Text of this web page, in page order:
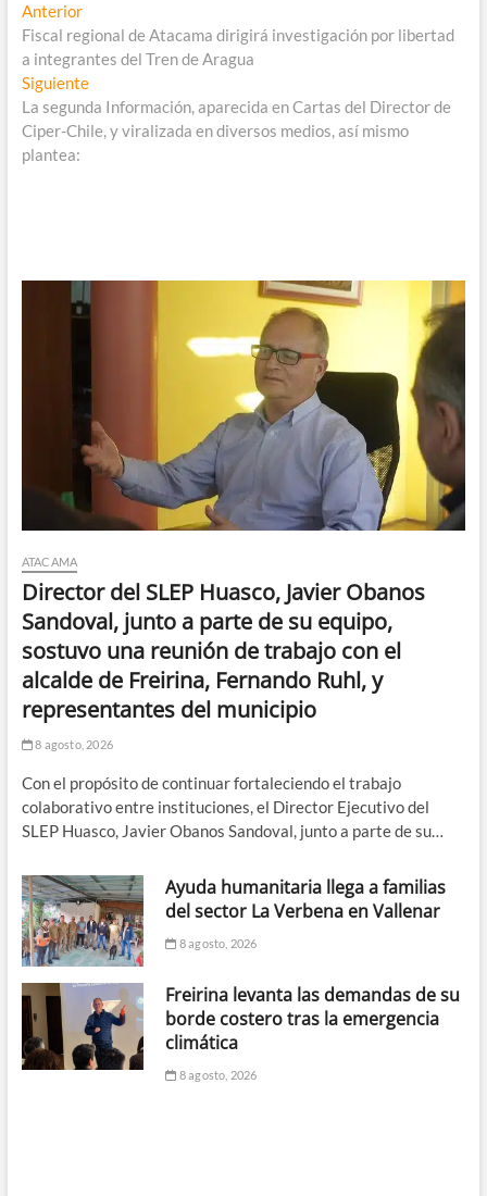
Navegación
de
entradas
AnteriorEntrada
anterior:
Fiscal regional de Atacama dirigirá investigación por libertad
a integrantes del Tren de Aragua
SiguienteEntrada
siguiente:
La segunda Información, aparecida en Cartas del Director de
Ciper-Chile, y viralizada en diversos medios, así mismo
plantea:
ATACAMA
Director del SLEP Huasco, Javier Obanos
Sandoval, junto a parte de su equipo,
sostuvo una reunión de trabajo con el
alcalde de Freirina, Fernando Ruhl, y
representantes del municipio
8 agosto, 2026
Con el propósito de continuar fortaleciendo el trabajo
colaborativo entre instituciones, el Director Ejecutivo del
SLEP Huasco, Javier Obanos Sandoval, junto a parte de su…
Ayuda humanitaria llega a familias
del sector La Verbena en Vallenar
8 agosto, 2026
Freirina levanta las demandas de su
borde costero tras la emergencia
climática
8 agosto, 2026